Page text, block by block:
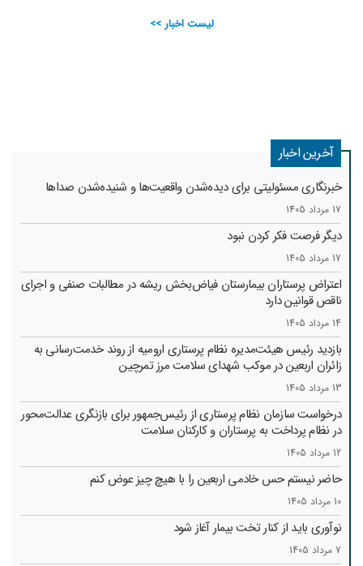
لیست اخبار >>
آخرین اخبار
خبرنگاری مسئولیتی برای دیده‌شدن واقعیت‌ها و شنیده‌شدن صداها
17 مرداد 1405
دیگر فرصت فکر کردن نبود
17 مرداد 1405
اعتراض پرستاران بیمارستان فیاض‌بخش ریشه در مطالبات صنفی و اجرای
ناقص قوانین دارد
14 مرداد 1405
بازدید رئیس هیئت‌مدیره نظام پرستاری ارومیه از روند خدمت‌رسانی به
زائران اربعین در موکب شهدای سلامت مرز تمرچین
13 مرداد 1405
درخواست سازمان نظام پرستاری از رئیس‌جمهور برای بازنگری عدالت‌محور
در نظام پرداخت به پرستاران و کارکنان سلامت
12 مرداد 1405
حاضر نیستم حس خادمی اربعین را با هیچ چیز عوض کنم
10 مرداد 1405
نوآوری باید از کنار تخت بیمار آغاز شود
7 مرداد 1405